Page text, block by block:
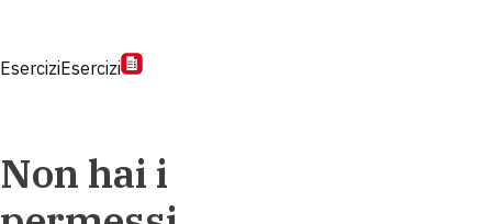
EserciziEsercizi
Non hai i